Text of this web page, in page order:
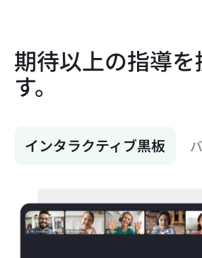
期待以上の指導を
す。
インタラクティブ黒板